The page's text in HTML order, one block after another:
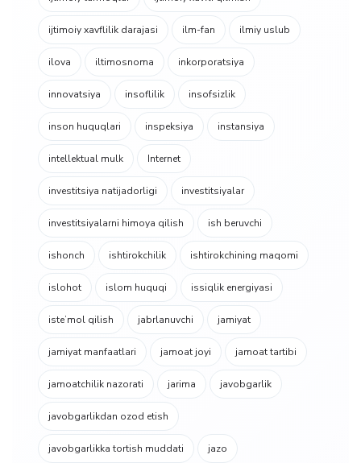
ijtimoiy xavflilik darajasi ilm-fan ilmiy uslub
ilova iltimosnoma inkorporatsiya
innovatsiya insoflilik insofsizlik
inson huquqlari inspeksiya instansiya
intellektual mulk Internet
investitsiya natijadorligi investitsiyalar
investitsiyalarni himoya qilish ish beruvchi
ishonch ishtirokchilik ishtirokchining maqomi
islohot islom huquqi issiqlik energiyasi
isteʼmol qilish jabrlanuvchi jamiyat
jamiyat manfaatlari jamoat joyi jamoat tartibi
jamoatchilik nazorati jarima javobgarlik
javobgarlikdan ozod etish
javobgarlikka tortish muddati jazo